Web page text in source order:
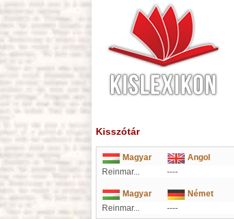
Kisszótár
Magyar
Angol
Reinmar...
----
Magyar
Német
Reinmar...
----